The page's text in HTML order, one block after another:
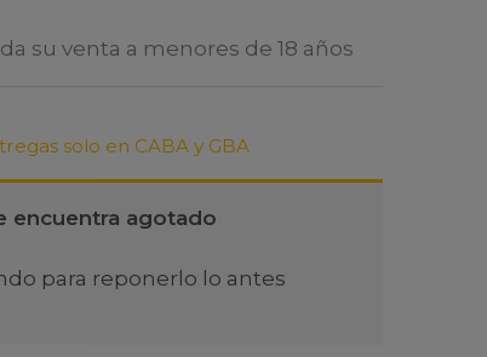
su venta a menores de 18 años
solo en CABA y GBA
encuentra agotado
para reponerlo lo antes